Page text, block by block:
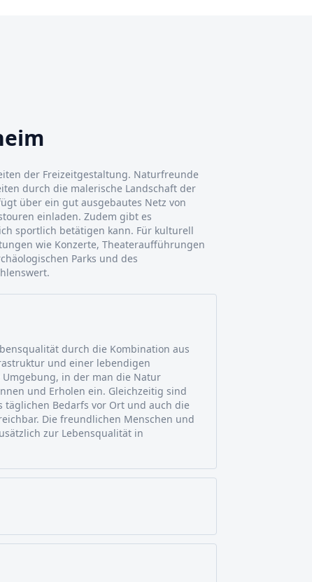
der Freizeitgestaltung. Naturfreunde
durch die malerische Landschaft der
über ein gut ausgebautes Netz von
einladen. Zudem gibt es
sportlich betätigen kann. Für kulturell
wie Konzerte, Theateraufführungen
Parks und des
durch die Kombination aus
und einer lebendigen
in der man die Natur
und Erholen ein. Gleichzeitig sind
Bedarfs vor Ort und auch die
Die freundlichen Menschen und
zur Lebensqualität in